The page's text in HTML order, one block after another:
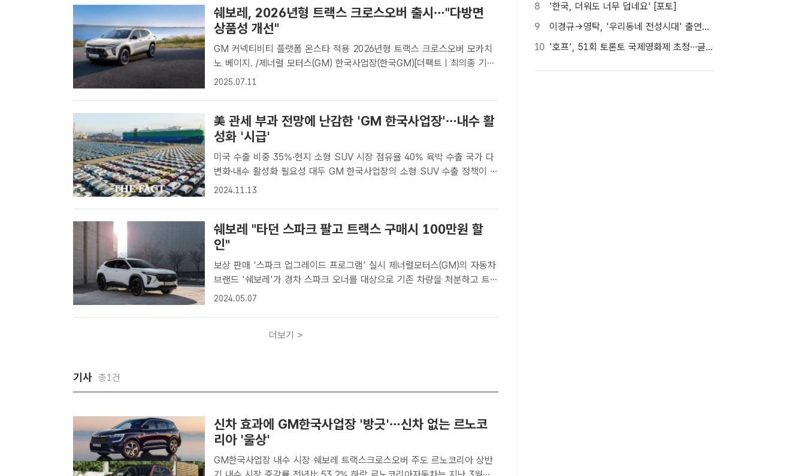
쉐보레, 2026년형 트랙스 크로스오버 출시…"다방면
상품성 개선"
GM 커넥티비티 플랫폼 온스타 적용 2026년형 트랙스 크로스오버 모카치
노 베이지. /제너럴 모터스(GM) 한국사업장(한국GM)[더팩트ㅣ최의종 기자]
제너럴 모터스(GM) 산하 브랜드 쉐보레가 2026년형 '트랙스 크로스오버
2025.07.11
美 관세 부과 전망에 난감한 'GM 한국사업장'…내수 활
성화 '시급'
미국 수출 비중 35%·현지 소형 SUV 시장 점유율 40% 육박 수출 국가 다
변화·내수 활성화 필요성 대두 GM 한국사업장의 소형 SUV 수출 정책이 트
럼프 미국 대통령 당선인의 관세 정책으로 인해 매출이 줄어들 수 있다는 우
2024.11.13
쉐보레 "타던 스파크 팔고 트랙스 구매시 100만원 할
인"
보상 판매 '스파크 업그레이드 프로그램' 실시 제너럴모터스(GM)의 자동차
브랜드 '쉐보레'가 경차 스파크 오너를 대상으로 기존 차량을 처분하고 트랙
스 크로스오버 신차를 구매하면 최대 100만원의 혜택을 지원하는 '스파크
2024.05.07
더보기 >
기사 총1건
신차 효과에 GM한국사업장 '방긋'…신차 없는 르노코
리아 '울상'
GM한국사업장 내수 시장 쉐보레 트랙스크로스오버 주도 르노코리아 상반
8
'한국, 더워도 너무 덥네요' [포토]
9
이경규→영탁, '우리동네 전성시대' 출연…내일(8일) 첫 방송
10
'호프', 51회 토론토 국제영화제 초청…글로벌 행보 계속